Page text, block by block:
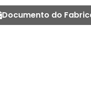
Documento do